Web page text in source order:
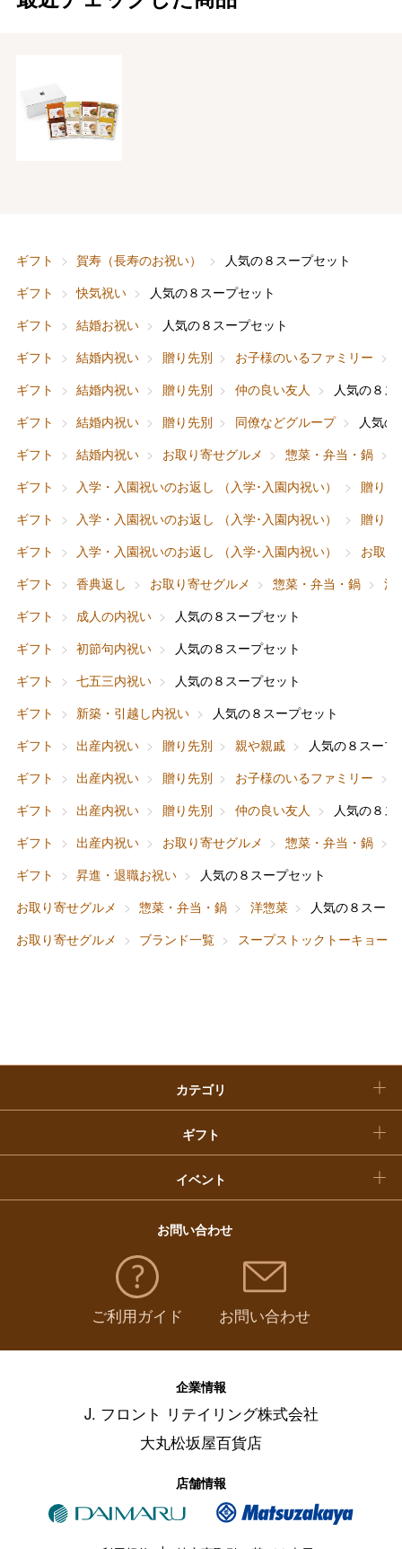
ギフト 賀寿（長寿のお祝い）
人気の８スープセット
ギフト
快気祝い
人気の８スープセット
ギフト
結婚お祝い
人気の８スープセット
ギフト
結婚内祝い 贈り先別 お子様のいるファミリー
ギフト
結婚内祝い 贈り先別 仲の良い友人
人気の８ス
ギフト
結婚内祝い 贈り先別 同僚などグループ
人気の
ギフト
結婚内祝い お取り寄せグルメ 惣菜・弁当・鍋
ギフト
入学・入園祝いのお返し （入学･入園内祝い）
贈り先
ギフト
入学・入園祝いのお返し （入学･入園内祝い）
贈り先
ギフト
入学・入園祝いのお返し （入学･入園内祝い）
お取
ギフト
香典返し お取り寄せグルメ 惣菜・弁当・鍋
洋
ギフト
成人の内祝い
人気の８スープセット
ギフト
初節句内祝い
人気の８スープセット
ギフト
七五三内祝い
人気の８スープセット
ギフト
新築・引越し内祝い
人気の８スープセット
ギフト
出産内祝い 贈り先別 親や親戚
人気の８スープ
ギフト
出産内祝い 贈り先別 お子様のいるファミリー
ギフト
出産内祝い 贈り先別 仲の良い友人
人気の８ス
ギフト
出産内祝い お取り寄せグルメ 惣菜・弁当・鍋
ギフト
昇進・退職お祝い
人気の８スープセット
お取り寄せグルメ
惣菜・弁当・鍋 洋惣菜
人気の８スー
お取り寄せグルメ
ブランド一覧 スープストックトーキョー
カテゴリ
フード＆スイーツ
ファッション
ホーム＆インテリア
ベビー＆キッズ
ギフト
出産内祝い
結婚内祝い
お香典返し
快気祝い
イベント
バレンタインチョコレート
ホワイトデー
母の日
父の日
お中元
敬老の日
福袋
お問い合わせ
ご利用ガイド お問い合わせ
企業情報
J. フロント リテイリング株式会社
大丸松坂屋百貨店
店舗情報